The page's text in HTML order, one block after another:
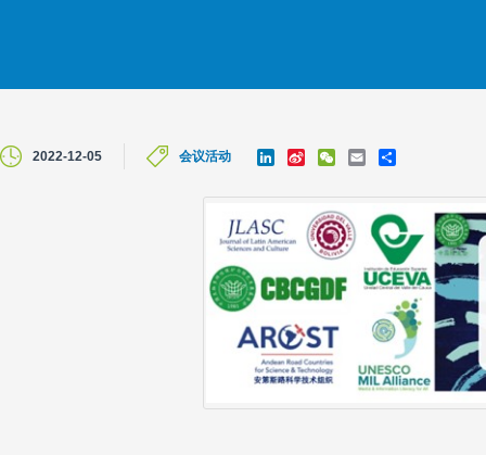
2022-12-05 会议活动
e
d
n
W
e
b
o
W
h
a
t
e